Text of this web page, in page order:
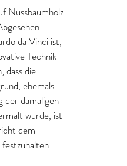
Nussbaumholz
da Vinci ist,
Technik
dass die
ehemals
damaligen
wurde, ist
dem